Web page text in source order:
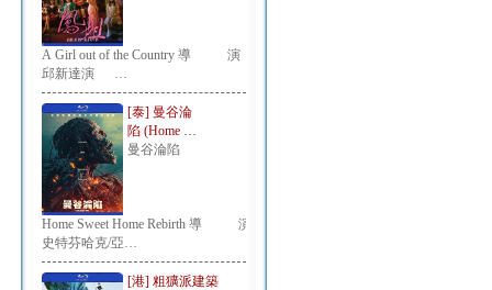
A Girl out of the Country 導 演：
邱新達演 …
[泰] 曼谷淪
陷 (Home …
曼谷淪陷
Home Sweet Home Rebirth 導 演：
史特芬哈克/亞…
[港] 粗獷派建築